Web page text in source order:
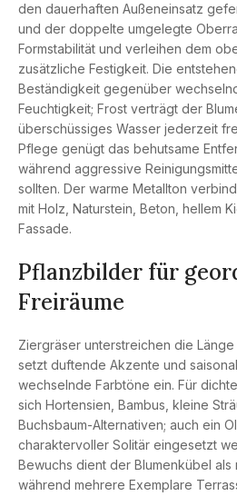
den dauerhaften Außeneinsatz
und der doppelte umgelegte
Formstabilität und verleihen dem
zusätzliche Festigkeit. Die
Beständigkeit gegenüber
Feuchtigkeit; Frost verträgt der
überschüssiges Wasser jederzeit
Pflege genügt das behutsame
während aggressive
sollten. Der warme Metallton
mit Holz, Naturstein, Beton, hellem
Fassade.
Pflanzbilder für
Freiräume
Ziergräser unterstreichen die
setzt duftende Akzente und
wechselnde Farbtöne ein. Für
sich Hortensien, Bambus, kleine
Buchsbaum-Alternativen; auch ein
charaktervoller Solitär eingesetzt
Bewuchs dient der Blumenkübel als
während mehrere Exemplare